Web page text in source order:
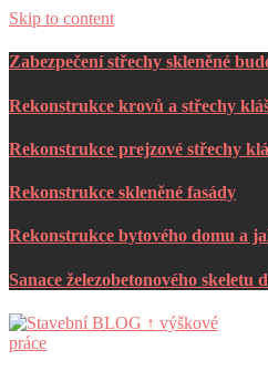
Skip to content
Zabezpečení střechy skleněné
Rekonstrukce krovů a střechy
Rekonstrukce prejzové střechy
Rekonstrukce skleněné fasády
Rekonstrukce bytového domu a
Sanace železobetonového skeletu